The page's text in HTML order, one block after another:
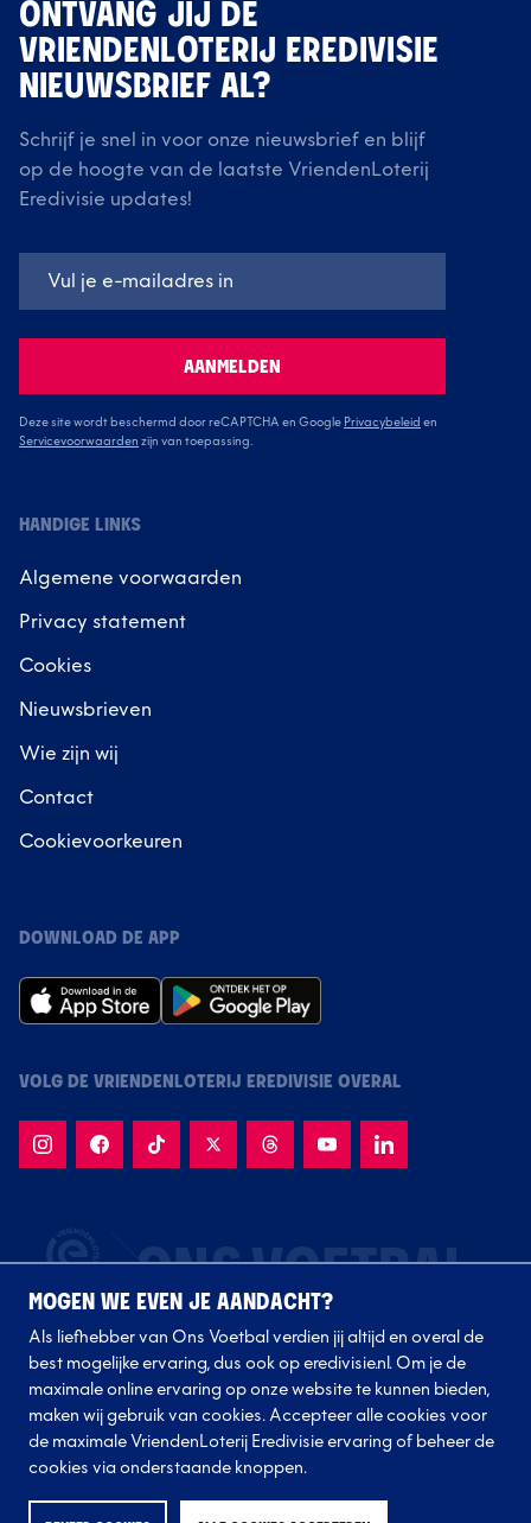
ONTVANG JIJ DE
VRIENDENLOTERIJ EREDIVISIE
NIEUWSBRIEF AL?
Schrijf je snel in voor onze nieuwsbrief en blijf
op de hoogte van de laatste VriendenLoterij
Eredivisie updates!
AANMELDEN
Deze site wordt beschermd door reCAPTCHA en Google Privacybeleid en
Servicevoorwaarden zijn van toepassing.
HANDIGE LINKS
Algemene voorwaarden
Privacy statement
Cookies
Nieuwsbrieven
Wie zijn wij
Contact
Cookievoorkeuren
DOWNLOAD DE APP
VOLG DE VRIENDENLOTERIJ EREDIVISIE OVERAL
Volg onze clubs
MOGEN WE EVEN JE AANDACHT?
Als liefhebber van Ons Voetbal verdien jij altijd en overal de
best mogelijke ervaring, dus ook op eredivisie.nl. Om je de
maximale online ervaring op onze website te kunnen bieden,
maken wij gebruik van cookies. Accepteer alle cookies voor
de maximale VriendenLoterij Eredivisie ervaring of beheer de
cookies via onderstaande knoppen.